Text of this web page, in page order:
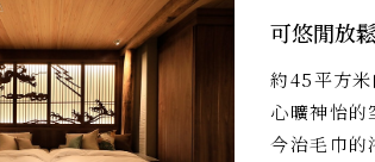
可悠閒放
約45平方
心曠神怡的
今治毛巾的